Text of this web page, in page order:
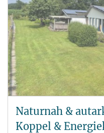
Naturnah &
Koppel &